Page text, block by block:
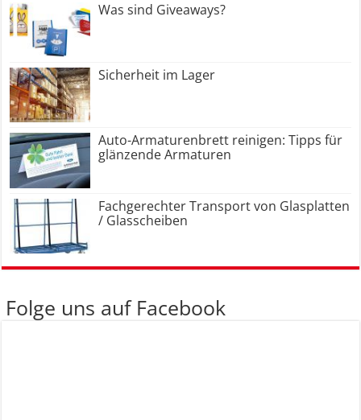
Was sind Giveaways?
Sicherheit im Lager
Auto-Armaturenbrett reinigen: Tipps für
glänzende Armaturen
Fachgerechter Transport von Glasplatten
/ Glasscheiben
Folge uns auf Facebook